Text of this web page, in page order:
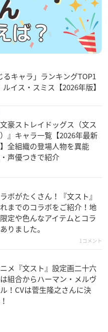
キャラ」ランキングTOP1
イス・スミス【2026年版】
文豪ストレイドッグス（文ス
）』キャラ一覧【2026年最新
全組織の登場人物を異能
声優つきで紹介
ボがたくさん！『文スト』
までのコラボをご紹介！地
定や色んなアイテムとコラ
りました。
1コメント
メ『文スト』設定画二十六
組合からハーマン・メルヴ
！CVは菅生隆之さんに決